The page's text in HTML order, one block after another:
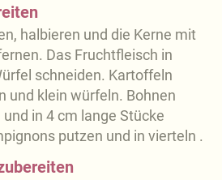
halbieren und die Kerne mit
Das Fruchtfleisch in
schneiden. Kartoffeln
und klein würfeln. Bohnen
in 4 cm lange Stücke
putzen und in vierteln .